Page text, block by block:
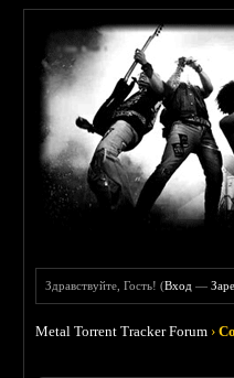
Здравствуйте, Гость! (Вход —
Metal Torrent Tracker Forum ›